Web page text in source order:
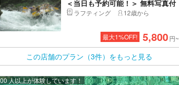
＜当日も予約可能！＞ 無料写真付
き！雨の日も最高に楽しい♪インス
で半日コース（3時間）
ラフティング 12歳から
最大1%OFF! 5,800円~
この店舗のプラン（3件）をもっと見る
人以上が体験しています！